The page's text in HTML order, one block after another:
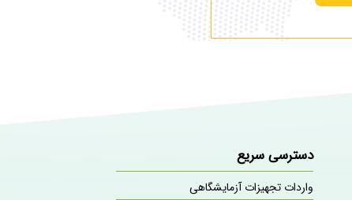
دسترسی سریع
واردات تجهیزات آزمایشگاهی